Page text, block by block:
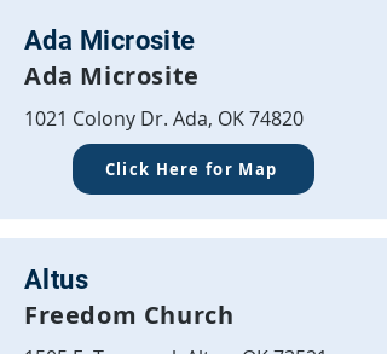
EL တည်းခိုနေထိုင်သည့် ကျောင်းသား
များကသာ အွန်လိုင်းကိရိယာများကို
Ada Microsite
Ada Microsite
1021 Colony Dr. Ada, OK 74820
Click Here for Map
Altus
Freedom Church